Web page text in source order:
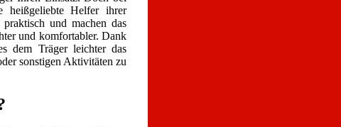
heißgeliebte Helfer ihrer
und machen das
und komfortabler. Dank
dem Träger leichter das
sonstigen Aktivitäten zu